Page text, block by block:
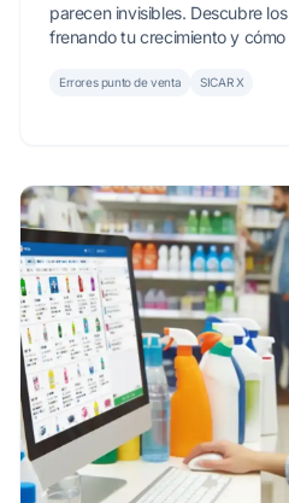
parecen invisibles. Descubre
frenando tu crecimiento y cómo
Errores punto de venta SICAR X